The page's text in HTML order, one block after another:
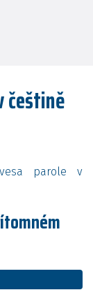
češtině
parole v